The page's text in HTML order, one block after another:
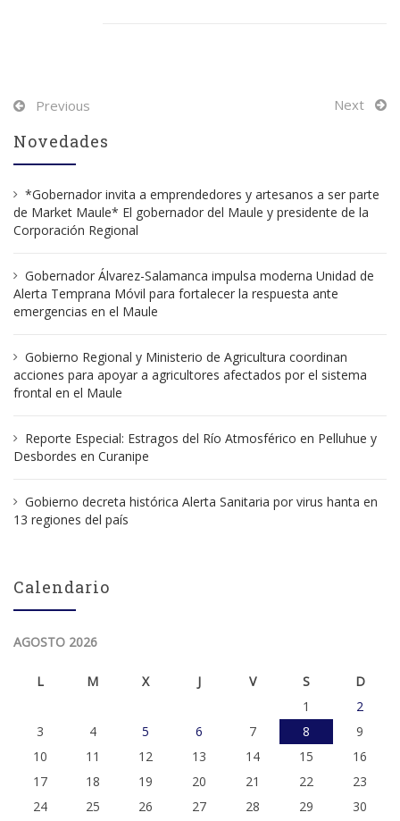
Post
navigation
Previous Next
Novedades
*Gobernador invita a emprendedores y artesanos a ser parte
de Market Maule* El gobernador del Maule y presidente de la
Corporación Regional
Gobernador Álvarez-Salamanca impulsa moderna Unidad de
Alerta Temprana Móvil para fortalecer la respuesta ante
emergencias en el Maule
Gobierno Regional y Ministerio de Agricultura coordinan
acciones para apoyar a agricultores afectados por el sistema
frontal en el Maule
Reporte Especial: Estragos del Río Atmosférico en Pelluhue y
Desbordes en Curanipe
Gobierno decreta histórica Alerta Sanitaria por virus hanta en
13 regiones del país
Calendario
AGOSTO 2026
L M X J V S
D
1
2
3
4 5 6 7 8
9
10
11 12 13 14 15
16
17
18 19 20 21 22
23
24
25 26 27 28 29 30